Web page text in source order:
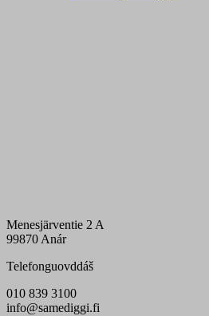
Menesjärventie 2 A
99870 Anár
Telefonguovddáš
010 839 3100
info@samediggi.fi